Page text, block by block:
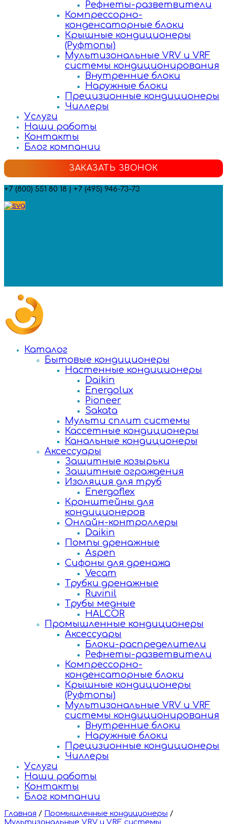
Рефнеты-разветвители
Компрессорно-
конденсаторные блоки
Крышные кондиционеры
(Руфтопы)
Мультизональные VRV и VRF
системы кондиционирования
Внутренние блоки
Наружные блоки
Прецизионные кондиционеры
Чиллеры
Услуги
Наши работы
Контакты
Блог компании
ЗАКАЗАТЬ ЗВОНОК
+7 (800) 551 80 18 | +7 (495) 946-73-73
Каталог
Бытовые кондиционеры
Настенные кондиционеры
Daikin
Energolux
Pioneer
Sakata
Мульти сплит системы
Кассетные кондиционеры
Канальные кондиционеры
Аксессуары
Защитные козырьки
Защитные ограждения
Изоляция для труб
Energoflex
Кронштейны для
кондиционеров
Онлайн-контроллеры
Daikin
Помпы дренажные
Aspen
Сифоны для дренажа
Vecam
Трубки дренажные
Ruvinil
Трубы медные
HALCOR
Промышленные кондиционеры
Аксессуары
Блоки-распределители
Рефнеты-разветвители
Компрессорно-
конденсаторные блоки
Крышные кондиционеры
(Руфтопы)
Мультизональные VRV и VRF
системы кондиционирования
Внутренние блоки
Наружные блоки
Прецизионные кондиционеры
Чиллеры
Услуги
Наши работы
Контакты
Блог компании
Главная / Промышленные кондиционеры /
Мультизональные VRV и VRF системы